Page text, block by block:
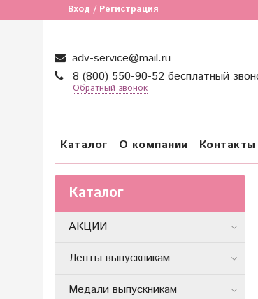
Вход / Регистрация
adv-service@mail.ru
8 (800) 550-90-52 бесплатный
Обратный звонок
Каталог О компании Контакты
Каталог
АКЦИИ
Ленты выпускникам
Медали выпускникам